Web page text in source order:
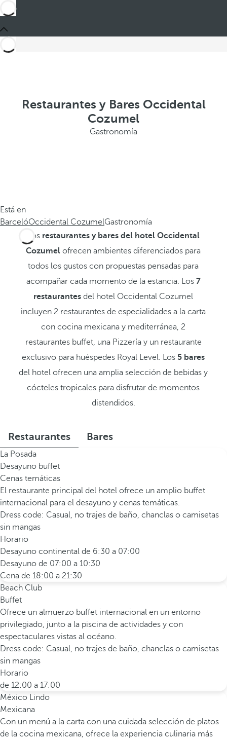
Restaurantes y Bares Occidental
Cozumel
Gastronomía
Está en
BarcelóOccidental CozumelGastronomía
Los restaurantes y bares del hotel Occidental
Cozumelofrecen ambientes diferenciados para
todos los gustos con propuestas pensadas para
acompañar cada momento de la estancia. Los 7
restaurantes del hotel Occidental Cozumel
incluyen 2 restaurantes de especialidades a la carta
con cocina mexicana y mediterránea, 2
restaurantes buffet, una Pizzería y un restaurante
exclusivo para huéspedes Royal Level. Los5 bares
del hotel ofrecen una amplia selección de bebidas y
cócteles tropicales para disfrutar de momentos
distendidos.
Restaurantes Bares
La Posada
Desayuno buffet
Cenas temáticas
El restaurante principal del hotel ofrece un amplio buffet
internacional para el desayuno y cenas temáticas.
Dress code: Casual, no trajes de baño, chanclas o camisetas
sin mangas
Horario
Desayuno continental de 6:30 a 07:00
Desayuno de 07:00 a 10:30
Cena de 18:00 a 21:30
Beach Club
Buffet
Ofrece un almuerzo buffet internacional en un entorno
privilegiado, junto a la piscina de actividades y con
espectaculares vistas al océano.
Dress code: Casual, no trajes de baño, chanclas o camisetas
sin mangas
Horario
de 12:00 a 17:00
México Lindo
Mexicana
Con un menú a la carta con una cuidada selección de platos
de la cocina mexicana, ofrece la experiencia culinaria más